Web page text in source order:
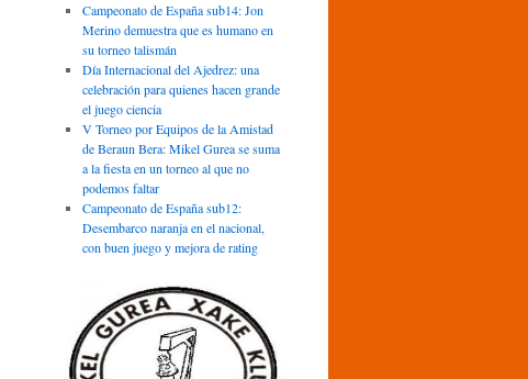
Campeonato de España sub14: Jon
Merino demuestra que es humano en
su torneo talismán
Día Internacional del Ajedrez: una
celebración para quienes hacen grande
el juego ciencia
V Torneo por Equipos de la Amistad
de Beraun Bera: Mikel Gurea se suma
a la fiesta en un torneo al que no
podemos faltar
Campeonato de España sub12:
Desembarco naranja en el nacional,
con buen juego y mejora de rating